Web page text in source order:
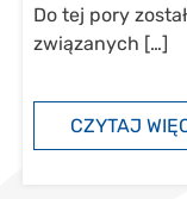
Do tej pory
związanych […]
CZYTAJ